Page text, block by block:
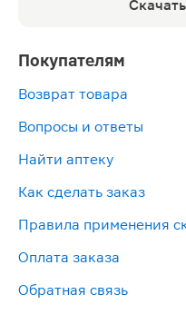
Покупателям
Возврат товара
Вопросы и ответы
Найти аптеку
Как сделать заказ
Правила применения
Оплата заказа
Обратная связь